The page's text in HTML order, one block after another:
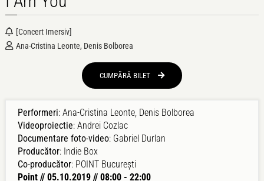
[concert Imersiv]
Ana-Cristina Leonte, Denis Bolborea
CUMPĂRĂ BILET
Performeri: Ana-Cristina Leonte, Denis Bolborea
Videoproiectie: Andrei Cozlac
Documentare foto-video: Gabriel Durlan
Producător: Indie Box
Co-producător: POINT București
Point // 05.10.2019 // 08:00 - 22:00